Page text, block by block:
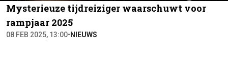
Mysterieuze tijdreiziger waarschuwt voor
rampjaar 2025
08 FEB 2025, 13:00• NIEUWS